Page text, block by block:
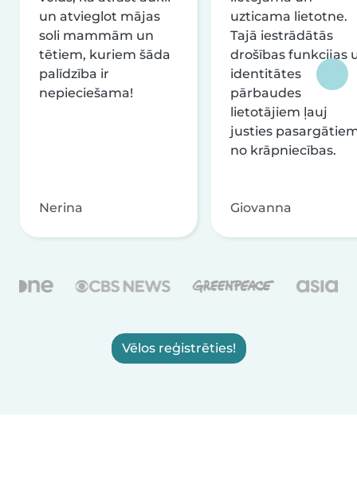
un atvieglot mājas
soli mammām un
tētiem, kuriem šāda
palīdzība ir
nepieciešama!
Nerina
uzticama lietotne.
Tajā iestrādātās
drošības funkcijas
identitātes
pārbaudes
lietotājiem ļauj
justies
no krāpniecības.
Giovanna
Vēlos reģistrēties!